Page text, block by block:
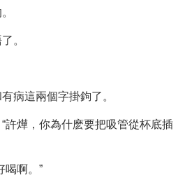
。
病這兩個字掛鉤了。
許燁，你為什麽要把吸管從杯底插
喝啊。”